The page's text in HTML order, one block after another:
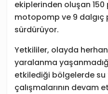
ekiplerinden oluşan 150
motopomp ve 9 dalgıç
sürdürüyor.
Yetkililer, olayda
yaralanma
etkilediği bölgelerde
çalışmalarının devam